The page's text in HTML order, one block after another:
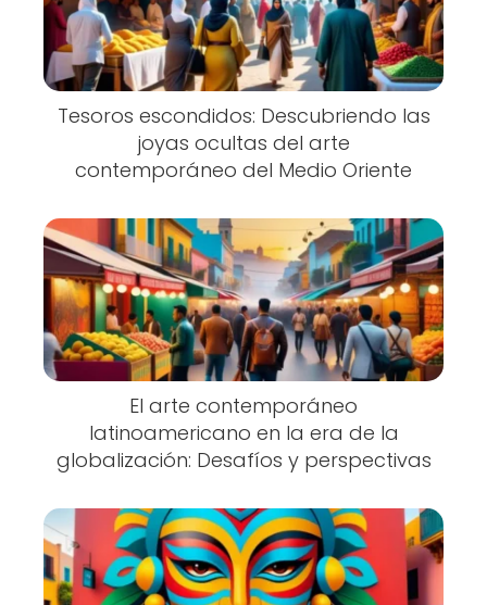
Tesoros escondidos: Descubriendo las
joyas ocultas del arte
contemporáneo del Medio Oriente
El arte contemporáneo
latinoamericano en la era de la
globalización: Desafíos y perspectivas